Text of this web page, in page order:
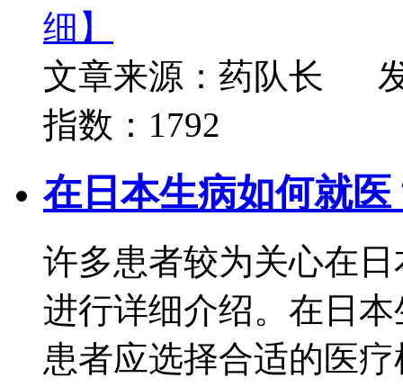
细】
文章来源：药队长
指数：1792
在日本生病如何就医
许多患者较为关心在
进行详细介绍。在日
患者应选择合适的医